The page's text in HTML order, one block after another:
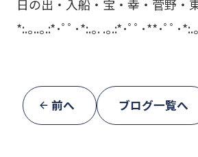
日の出・入船・宝・幸・菅野・
*:.｡..｡.:*･ﾟﾟ･*:.｡. .｡.:*･ﾟﾟ･**･ﾟﾟ･*:.
前へ ブログ一覧へ